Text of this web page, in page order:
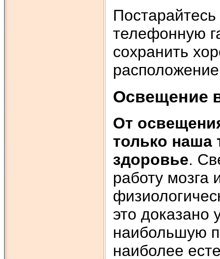
телефонную
сохранить
Освещение
От
только наша
здоровье.
работу мозга
это доказано
наибольшую
наиболее